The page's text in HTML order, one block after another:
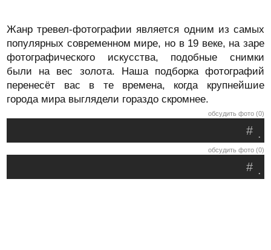
Жанр тревел-фотографии является одним из самых
популярных современном мире, но в 19 веке, на заре
фотографического искусства, подобные снимки
были на вес золота. Наша подборка фотографий
перенесёт вас в те времена, когда крупнейшие
города мира выглядели гораздо скромнее.
обсудить фото (0)
.
#
обсудить фото (0)
.
#